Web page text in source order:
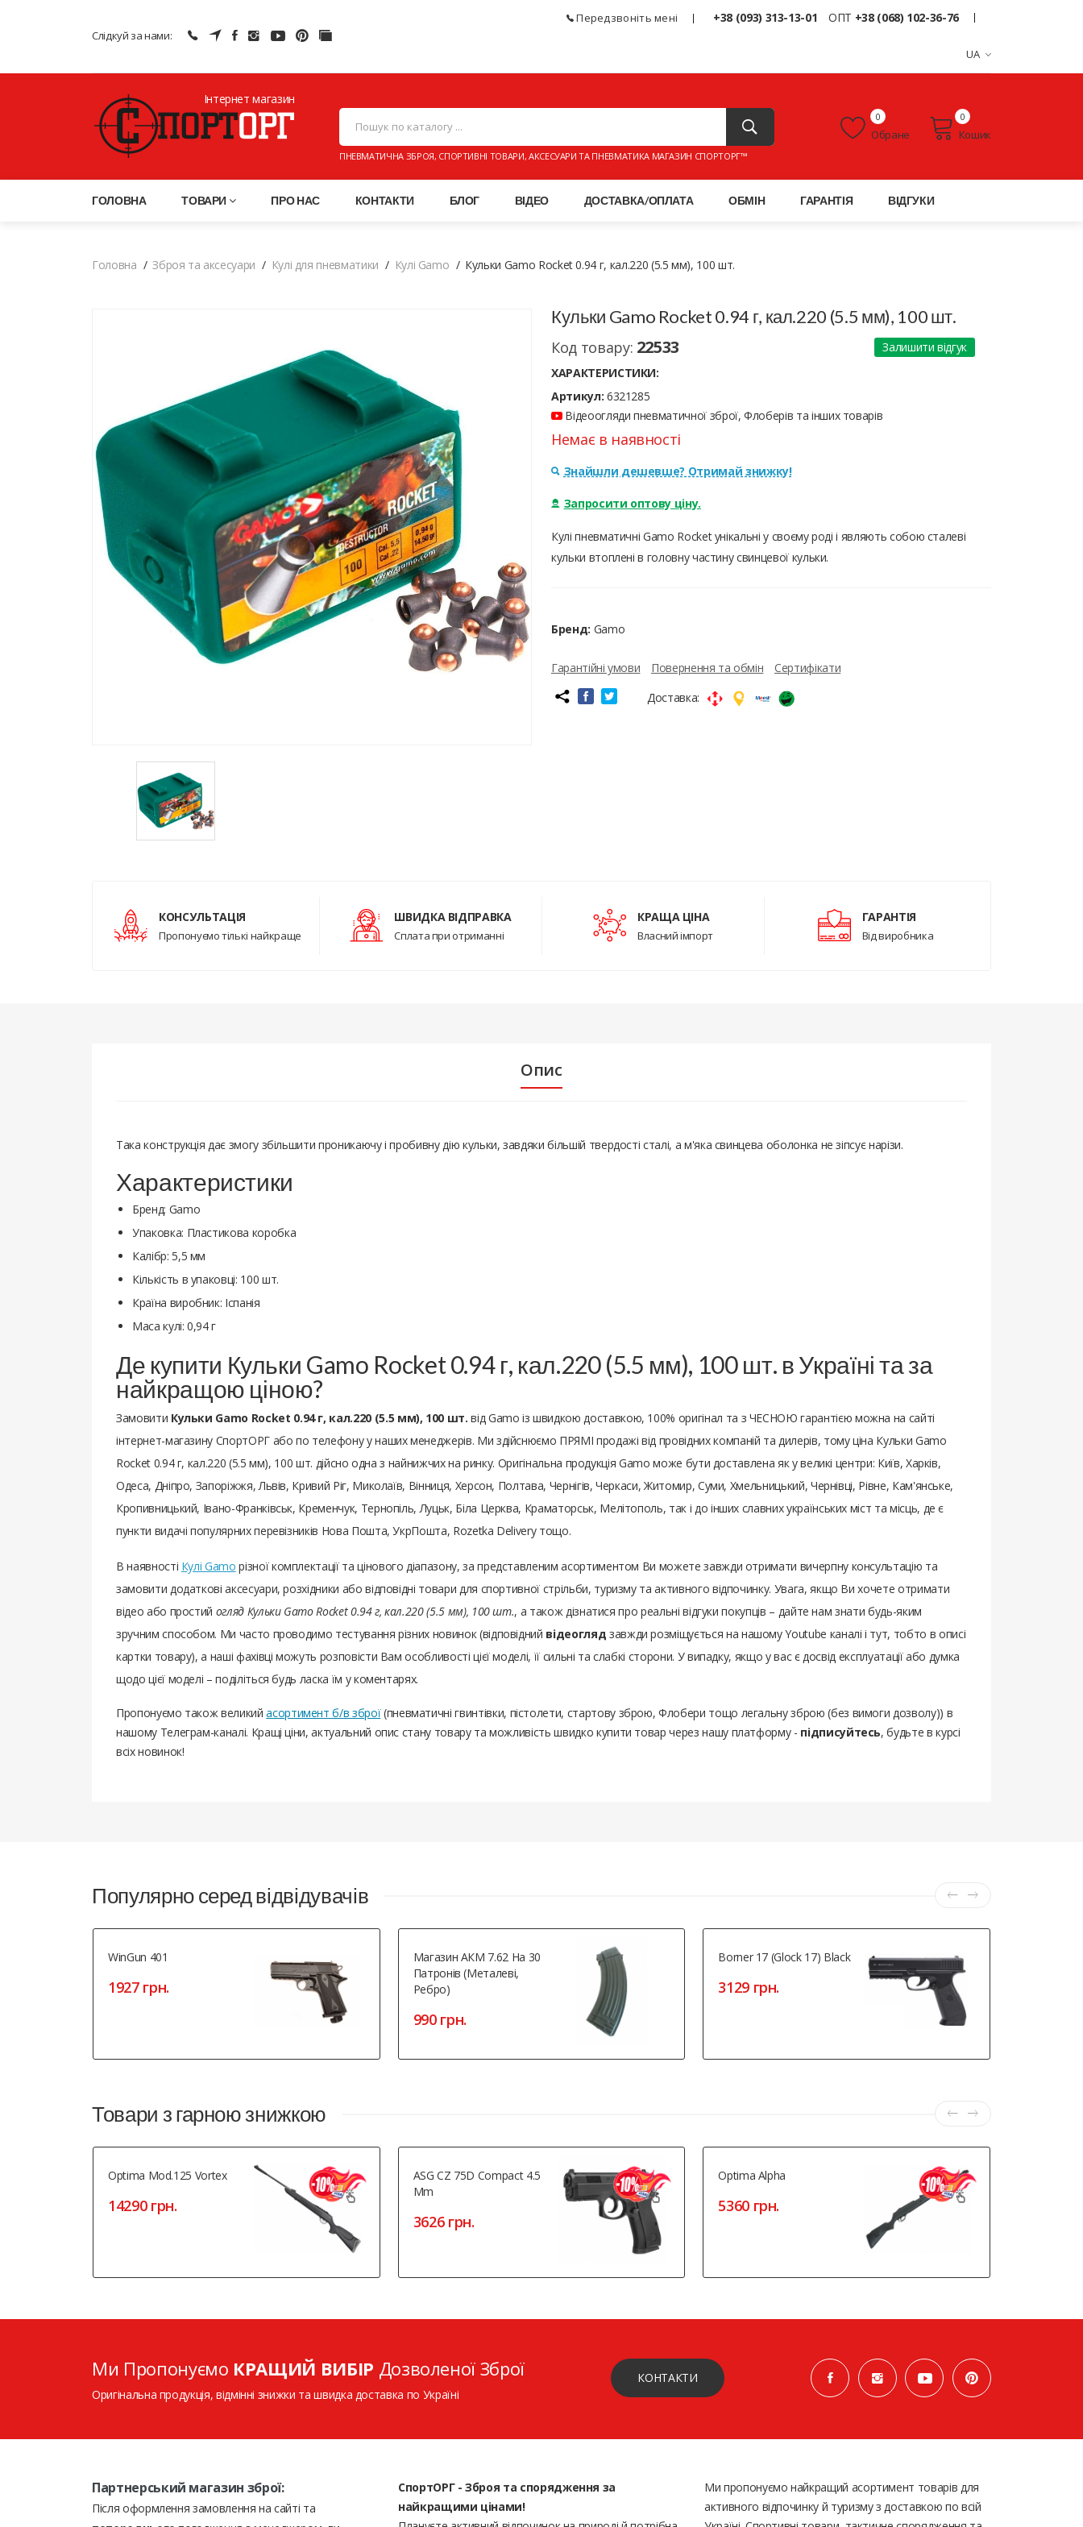
Слідкуй за нами:
Передзвоніть мені +38 (093) 313-13-01 ОПТ +38 (068) 102-36-76
UA
Інтернет магазин
ПНЕВМАТИЧНА ЗБРОЯ, СПОРТИВНІ ТОВАРИ, АКСЕСУАРИ ТА ПНЕВМАТИКА МАГАЗИН СПОРТОРГ™
Обране
0
Кошик
0
ГОЛОВНА ТОВАРИ ПРО НАС КОНТАКТИ БЛОГ ВІДЕО ДОСТАВКА/ОПЛАТА ОБМІН ГАРАНТІЯ ВІДГУКИ
Головна Зброя та аксесуари Кулі для пневматики Кулі Gamo Кульки Gamo Rocket 0.94 г, кал.220 (5.5 мм), 100 шт.
Кульки Gamo Rocket 0.94 г, кал.220 (5.5 мм), 100 шт.
Код товару: 22533
Залишити відгук
ХАРАКТЕРИСТИКИ:
Артикул: 6321285
Відеоогляди пневматичної зброї, Флоберів та інших товарів
Немає в наявності
Знайшли дешевше? Отримай знижку!
Запросити оптову ціну.
Кулі пневматичні Gamo Rocket унікальні у своєму роді і являють собою сталеві
кульки втоплені в головну частину свинцевої кульки.
Бренд: Gamo
Гарантійні умови Повернення та обмін
Сертифікати
Доставка:
КОНСУЛЬТАЦІЯ
Пропонуємо тількі найкраще
ШВИДКА ВІДПРАВКА
Сплата при отриманні
КРАЩА ЦІНА
Власний імпорт
ГАРАНТІЯ
Від виробника
Опис
Така конструкція дає змогу збільшити проникаючу і пробивну дію кульки, завдяки більшій твердості сталі, а м'яка свинцева оболонка не зіпсує нарізи.
Характеристики
Бренд: Gamo
Упаковка: Пластикова коробка
Калібр: 5,5 мм
Кількість в упаковці: 100 шт.
Країна виробник: Іспанія
Маса кулі: 0,94 г
Де купити Кульки Gamo Rocket 0.94 г, кал.220 (5.5 мм), 100 шт. в Україні та за
найкращою ціною?
Замовити Кульки Gamo Rocket 0.94 г, кал.220 (5.5 мм), 100 шт. від Gamo із швидкою доставкою, 100% оригінал та з ЧЕСНОЮ гарантією можна на сайті
інтернет-магазину СпортОРГ або по телефону у наших менеджерів. Ми здійснюємо ПРЯМІ продажі від провідних компаній та дилерів, тому ціна Кульки Gamo
Rocket 0.94 г, кал.220 (5.5 мм), 100 шт. дійсно одна з найнижчих на ринку. Оригінальна продукція Gamo може бути доставлена ​​як у великі центри: Київ, Харків,
Одеса, Дніпро, Запоріжжя, Львів, Кривий Ріг, Миколаїв, Вінниця, Херсон, Полтава, Чернігів, Черкаси, Житомир, Суми, Хмельницький, Чернівці, Рівне, Кам'янське,
Кропивницький, Івано-Франківськ, Кременчук, Тернопіль, Луцьк, Біла Церква, Краматорськ, Мелітополь, так і до інших славних українських міст та місць, де є
пункти видачі популярних перевізників Нова Пошта, УкрПошта, Rozetka Delivery тощо.
В наявності Кулі Gamo різної комплектації та цінового діапазону, за представленим асортиментом Ви можете завжди отримати вичерпну консультацію та
замовити додаткові аксесуари, розхідники або відповідні товари для спортивної стрільби, туризму та активного відпочинку. Увага, якщо Ви хочете отримати
відео або простий огляд Кульки Gamo Rocket 0.94 г, кал.220 (5.5 мм), 100 шт., а також дізнатися про реальні відгуки покупців – дайте нам знати будь-яким
зручним способом. Ми часто проводимо тестування різних новинок (відповідний відеогляд завжди розміщується на нашому Youtube каналі і тут, тобто в описі
картки товару), а наші фахівці можуть розповісти Вам особливості цієї моделі, її сильні та слабкі сторони. У випадку, якщо у вас є досвід експлуатації або думка
щодо цієї моделі – поділіться будь ласка їм у коментарях.
Пропонуємо також великийасортимент б/в зброї(пневматичні гвинтівки, пістолети, стартову зброю, Флобери тощо легальну зброю (без вимоги дозволу)) в
нашому Телеграм-каналі. Кращі ціни, актуальний опис стану товару та можливість швидко купити товар через нашу платформу - підписуйтесь, будьте в курсі
всіх новинок!
Популярно серед відвідувачів
WinGun 401
1927 грн.
Магазин АКМ 7.62 На 30
Патронів (металеві,
Ребро)
990 грн.
Borner 17 (Glock 17) Black
3129 грн.
Товари з гарною знижкою
Optima Mod.125 Vortex
14290 грн.
ASG CZ 75D Compact 4.5
Mm
3626 грн.
Optima Alpha
5360 грн.
Ми Пропонуємо КРАЩИЙ ВИБІР Дозволеної Зброї
Оригінальна продукція, відмінні знижки та швидка доставка по Україні
КОНТАКТИ
Партнерський магазин зброї:
Після оформлення замовлення на сайті та
СпортОРГ - Зброя та спорядження за
найкращими цінами!
Ми пропонуємо найкращий асортимент товарів для
активного відпочинку й туризму з доставкою по всій